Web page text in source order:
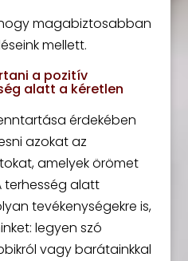
magabiztosabban
mellett.
a pozitív
alatt a kéretlen
érdekében
azokat az
amelyek örömet
terhesség alatt
tevékenységekre is,
legyen szó
vagy barátainkkal